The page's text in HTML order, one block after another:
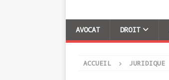
AVOCAT DROIT
ACCUEIL JURIDIQUE